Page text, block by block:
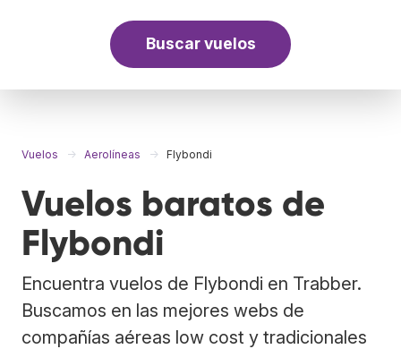
Buscar vuelos
Vuelos Aerolíneas Flybondi
Vuelos baratos de
Flybondi
Encuentra vuelos de Flybondi en Trabber.
Buscamos en las mejores webs de
compañías aéreas low cost y tradicionales